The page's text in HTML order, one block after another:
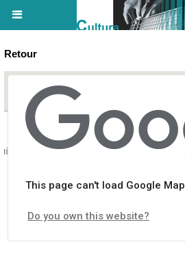
Retour
Ecrivain catalan et Joan Peytaví
This page can't load Google
Do you own this website?